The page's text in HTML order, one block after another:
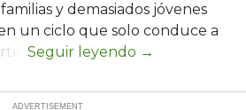
y demasiados jóvenes
un ciclo que solo conduce a